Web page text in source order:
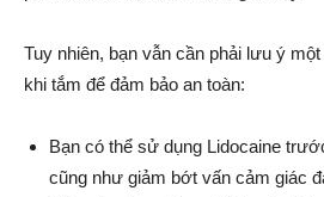
Tuy nhiên, bạn vẫn cần phải lưu ý
khi tắm để đảm bảo an toàn:
Bạn có thể sử dụng Lidocaine
cũng như giảm bớt vấn cảm giác